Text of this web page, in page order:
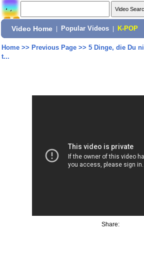
Video Home Popular Videos K-POP
Home>> Previous Page>> 5 Dinge, die Du
t...
Share: